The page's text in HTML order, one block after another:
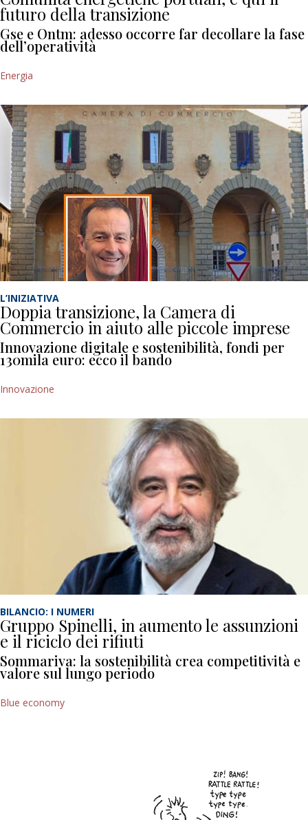
futuro della transizione
Gse e Ontm: adesso occorre far decollare la fase
dell’operatività
Energia
L’INIZIATIVA
Doppia transizione, la Camera di
Commercio in aiuto alle piccole imprese
Innovazione digitale e sostenibilità, fondi per
130mila euro: ecco il bando
Innovazione
BILANCIO: I NUMERI
Gruppo Spinelli, in aumento le assunzioni
e il riciclo dei rifiuti
Sommariva: la sostenibilità crea competitività e
valore sul lungo periodo
Blue economy